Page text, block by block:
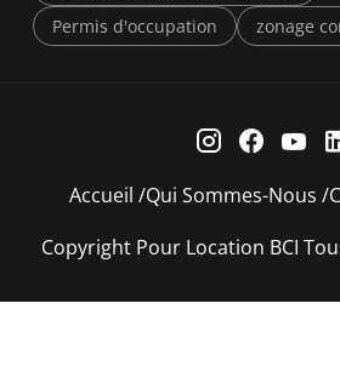
Permis d'occupation
zonage
Accueil Qui Sommes-Nous
Copyright Pour Location BCI